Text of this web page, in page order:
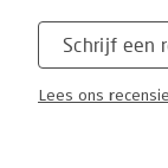
Schrijf een
Lees ons